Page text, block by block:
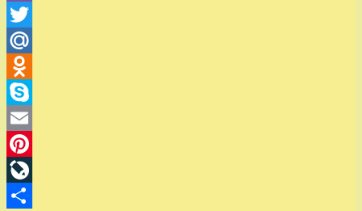
Viber
Twitter
Mail.Ru
Odnoklassniki
Skype
Email
Pinterest
LiveJournal